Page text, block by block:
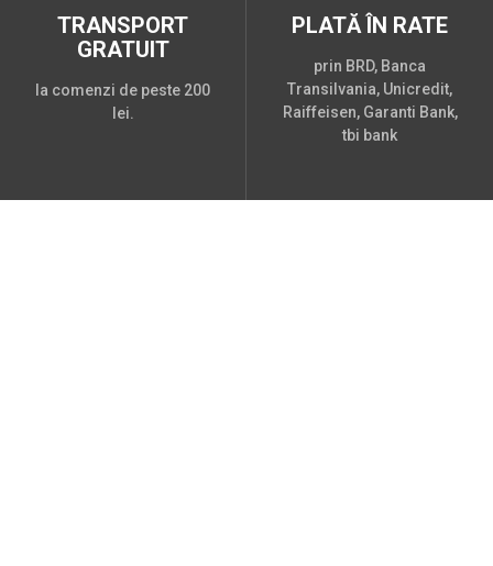
TRANSPORT
GRATUIT
la comenzi de peste 200
lei.
PLATĂ ÎN RATE
prin BRD, Banca
Transilvania, Unicredit,
Raiffeisen, Garanti Bank,
tbi bank